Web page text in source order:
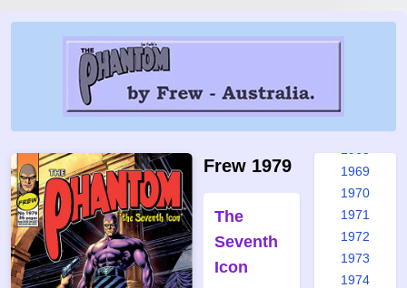
Frew 1979
The
Seventh
Icon
1962
1963
1969
1970
1971
1972
1973
1974